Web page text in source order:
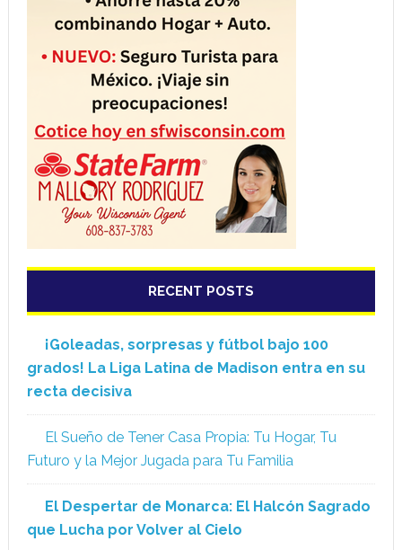
RECENT POSTS
¡Goleadas, sorpresas y fútbol bajo 100
grados! La Liga Latina de Madison entra en su
recta decisiva
El Sueño de Tener Casa Propia: Tu Hogar, Tu
Futuro y la Mejor Jugada para Tu Familia
El Despertar de Monarca: El Halcón Sagrado
que Lucha por Volver al Cielo